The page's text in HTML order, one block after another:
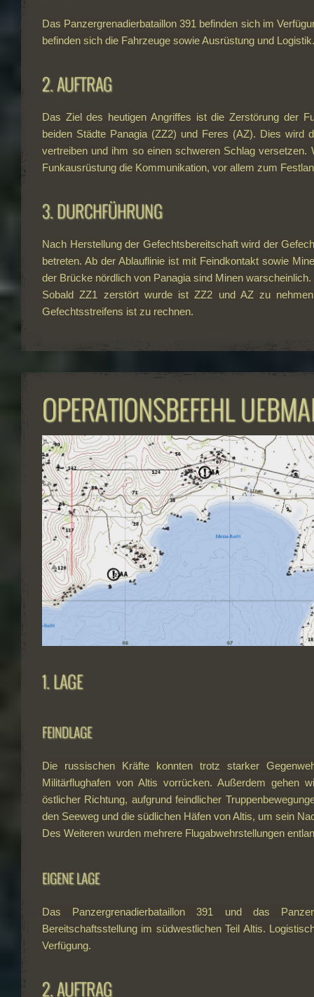
Das Panzergrenadierbataillon 391 befinden sich im
befinden sich die Fahrzeuge sowie Ausrüstung und Logistik.
2. AUFTRAG
Das Ziel des heutigen Angriffes ist die Zerstörung der
beiden Städte Panagia (ZZ2) und Feres (AZ). Dies wird
vertreiben und ihm so einen schweren Schlag versetzen.
Funkausrüstung die Kommunikation, vor allem zum
3. DURCHFÜHRUNG
Nach Herstellung der Gefechtsbereitschaft wird der
betreten. Ab der Ablauflinie ist mit Feindkontakt sowie
der Brücke nördlich von Panagia sind Minen warscheinlich.
Sobald ZZ1 zerstört wurde ist ZZ2 und AZ zu
Gefechtsstreifens ist zu rechnen.
OPERATIONSBEFEHL
1. LAGE
FEINDLAGE
Die russischen Kräfte konnten trotz starker
Militärflughafen von Altis vorrücken. Außerdem gehen
östlicher Richtung, aufgrund feindlicher
den Seeweg und die südlichen Häfen von Altis, um sein
Des Weiteren wurden mehrere Flugabwehrstellungen
EIGENE LAGE
Das Panzergrenadierbataillon 391 und das
Bereitschaftsstellung im südwestlichen Teil Altis.
Verfügung.
2. AUFTRAG